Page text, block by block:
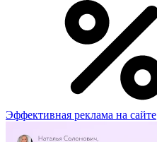
Эффективная реклама на сайте